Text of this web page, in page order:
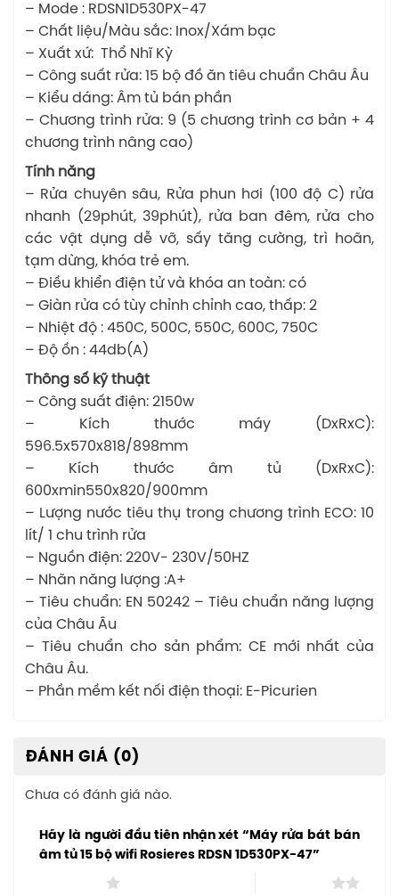
– Mode : RDSN1D530PX-47
– Chất liệu/Màu sắc: Inox/Xám bạc
– Xuất xứ: Thổ Nhĩ Kỳ
– Công suất rửa: 15 bộ đồ ăn tiêu chuẩn Châu Âu
– Kiểu dáng: Âm tủ bán phần
– Chương trình rửa: 9 (5 chương trình cơ bản + 4
chương trình nâng cao)
Tính năng
– Rửa chuyên sâu, Rửa phun hơi (100 độ C) rửa
nhanh (29phút, 39phút), rửa ban đêm, rửa cho
các vật dụng dễ vỡ, sấy tăng cường, trì hoãn,
tạm dừng, khóa trẻ em.
– Điều khiển điện tử và khóa an toàn: có
– Giàn rửa có tùy chỉnh chỉnh cao, thấp: 2
– Nhiệt độ : 450C, 500C, 550C, 600C, 750C
– Độ ồn : 44db(A)
Thông số kỹ thuật
– Công suất điện: 2150w
– Kích thước máy (DxRxC):
596.5x570x818/898mm
– Kích thước âm tủ (DxRxC):
600xmin550x820/900mm
– Lượng nước tiêu thụ trong chương trình ECO: 10
lít/ 1 chu trình rửa
– Nguồn điện: 220V- 230V/50HZ
– Nhãn năng lượng :A+
– Tiêu chuẩn: EN 50242 – Tiêu chuẩn năng lượng
của Châu Âu
– Tiêu chuẩn cho sản phẩm: CE mới nhất của
Châu Âu.
– Phần mềm kết nối điện thoại: E-Picurien
ĐÁNH GIÁ (0)
Chưa có đánh giá nào.
Hãy là người đầu tiên nhận xét “Máy rửa bát bán
âm tủ 15 bộ wifi Rosieres RDSN 1D530PX-47”